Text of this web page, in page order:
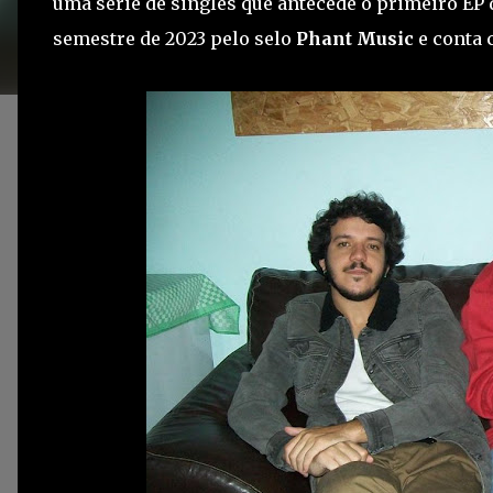
semestre de 2023 pelo selo Phant Music e conta